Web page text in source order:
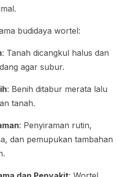
budidaya wortel:
: Tanah dicangkul halus dan
agar subur.
: Benih ditabur merata lalu
tanah.
: Penyiraman rutin,
dan pemupukan tambahan